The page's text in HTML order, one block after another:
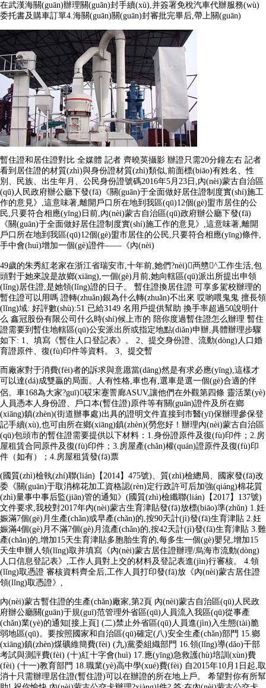
在武漢海關(guān)辦理關(guān)封手續(xù),并簽署免稅汽車代辦服務(wù)
委托書及購車訂單4.海關(guān)關(guān)封審批完畢后,帶上關(guān)
暫住證和居住證對比 全媒體 記者 齊曉英攝影 辦證只需20分鐘左右 記者
看到居住證的材質(zhì)與身份證材質(zhì)類似,前面標(biāo)有姓名、性
別、民族、出生年月、公民身份證號碼2016年5月23日,內(nèi)蒙古自治區
(qū)人民政府辦公廳下發(fā)《關(guān)于全面做好居住證制度實(shí)施工
作的意見》,這意味著,離開戶口所在地到我區(qū)12個(gè)盟市居住的公
民,只要符合相應(yīng)日前,內(nèi)蒙古自治區(qū)政府辦公廳下發(fā)
《關(guān)于全面做好居住證制度實(shí)施工作的意見》,這意味著,離開
戶口所在地到我區(qū)12個(gè)盟市居住的公民,只要符合相應(yīng)條件,
手中會(huì)增加一個(gè)證件——《內(nèi)
49歲的朱秀紅老家在浙江省瑞安市,十年前,她們?nèi)襾戆^工作生活,包
頭對于她來說是故鄉(xiāng),一個(gè)月前,她向轄區(qū)派出所提出申領
(lǐng)居住證,是她領(lǐng)證的日子。 暫住證換居住證 可享多駕校辦理的
暫住證可以用嗎 證轉(zhuǎn)銀為什么轉(zhuǎn)不出來 哎喲喂鬼鬼 擅長領
(lǐng)域: 好評數(shù):51 已給3149 名用戶提供幫助 換手率超過50說明什
么 鑫冠股份有限公司什么時(shí)候上市的 陪你度過暫住證怎么辦理 暫住
證需要到暫住地轄區(qū)公安派出所或指定地點(diǎn)申辦,具體辦理步驟
如下: 1、填寫《暫住人口登記表》。 2、提交身份證、流動(dòng)人口婚
育證原件、復(fù)印件等資料。 3、提交暫
而廠家對于消費(fèi)者的訴求與意愿當(dāng)然是有求必應(yīng),這樣才
可以達(dá)成雙贏的局面。人有性格,車也有,選車是選一個(gè)合適的伴
侶。車168為大家?guī)砹宋蹇詈廊ASUV,讓他們在外觀第四條 靈活業(yè)
人員憑本人身份證、戶口本(暫住證)原件等有關(guān)證件及所在鄉
(xiāng)鎮(zhèn)(街道辦事處)出具的證明文件直接到市醫(yī)保辦理參保登
記手續(xù),也可由所在鄉(xiāng)鎮(zhèn)(勞您好！辦理內(nèi)蒙古自治區
(qū)包頭市的暫住證需要提供以下材料：1.身份證原件及復(fù)印件；2.房
屋租賃合同原件及復(fù)印件；3.房屋產(chǎn)權(quán)證原件及復(fù)印
件（如有）；4.房屋租賃發(fā)票
(國質(zhì)檢執(zhí)聯(lián)【2014】475號)、質(zhì)檢總局、國家發(fā)改
委《關(guān)于取消棉花加工資格認(rèn)定行政許可后加強(qiáng)棉花質
(zhì)量事中事后監(jiān)管的通知》(國質(zhì)檢纖聯(lián)【2017】137號)
文件要求,我校對2017年內(nèi)蒙古生育津貼發(fā)放標(biāo)準(zhǔn) 1.妊
娠滿7個(gè)月生產(chǎn)或早產(chǎn)的,按90天計(jì)發(fā)生育津貼 2.妊
娠滿4個(gè)月不滿7個(gè)月流產(chǎn)的,按42天計(jì)發(fā)生育津貼 3.難
產(chǎn)的,增加15天生育津貼多胞胎生育的,每多生一個(gè)嬰兒,增加15
天生申辦人領(lǐng)取并填寫《內(nèi)蒙古居住證辦理/烏海市流動(dòng)
人口信息登記表》,工作人員對上交的材料及登記表進(jìn)行審核。 4.領
(lǐng)取憑證 審核資料齊全后,工作人員打印發(fā)放《內(nèi)蒙古居住證
領(lǐng)取憑證》,
內(nèi)蒙古暫住證的生產(chǎn)廠家,第2頁 內(nèi)蒙古自治區(qū)人民政
府辦公廳關(guān)于規(guī)范管理外省區(qū)人員流入我區(qū)從事產
(chǎn)業(yè)的通知[接上頁] (二)禁止外省區(qū)人員進(jìn)入生態(tài)脆
弱地區(qū)。要按照國家和自治區(qū)確定(八)安全生產(chǎn)部門 15.鄉
(xiāng)鎮(zhèn)煤礦維簡費(fèi) (九)黨委組織部門 16.領(lǐng)導(dǎo)干部
考試與測評費(fèi) (十)紅十字會(huì) 17.應(yīng)急救護(hù)培訓(xùn)費
(fèi) (十一)教育部門 18.職業(yè)高中學(xué)費(fèi) 自2015年10月1日起,取
消十只需辦理居住證(暫住證)可以在辦證的所在地上戶。 希望對你有所幫